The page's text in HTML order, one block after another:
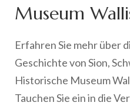
Museum
Erfahren Sie mehr über
Geschichte von Sion,
Historische Museum
Tauchen Sie ein in die